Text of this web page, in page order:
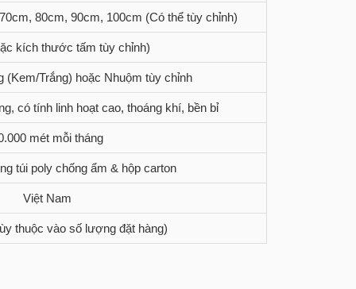
80cm, 90cm, 100cm (Có thể tùy chỉnh)
kích thước tấm tùy chỉnh)
(Kem/Trắng) hoặc Nhuộm tùy chỉnh
có tính linh hoạt cao, thoáng khí, bền bỉ
mét mỗi tháng
túi poly chống ẩm & hộp carton
Việt Nam
thuộc vào số lượng đặt hàng)